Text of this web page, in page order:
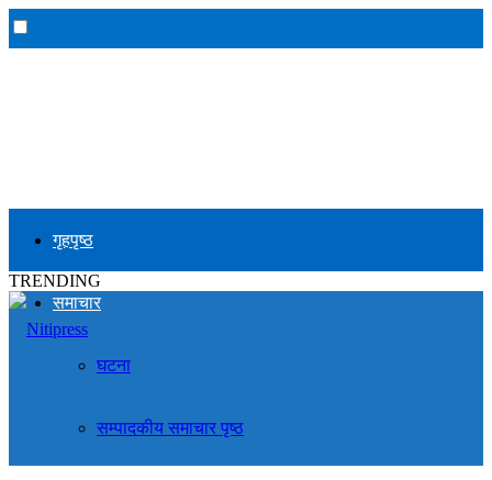
गृहपृष्ठ
समाचार
घटना
सम्पादकीय समाचार पृष्ठ
TRENDING